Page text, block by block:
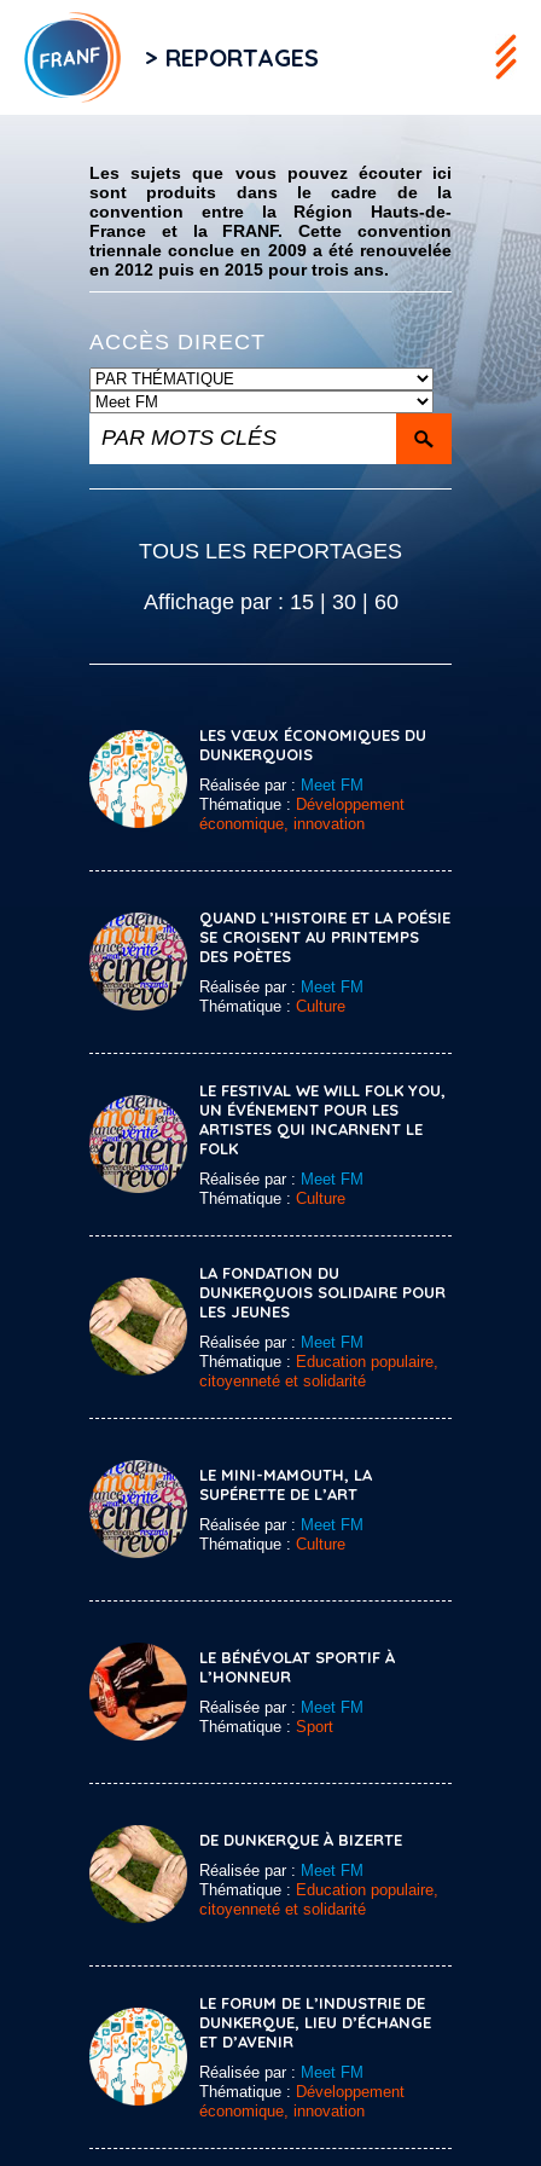
> REPORTAGES
Les sujets que vous pouvez écouter ici
sont produits dans le cadre de la
convention entre la Région Hauts-de-
France et la FRANF. Cette convention
triennale conclue en 2009 a été renouvelée
en 2012 puis en 2015 pour trois ans.
ACCÈS DIRECT
TOUS LES REPORTAGES
Affichage par : 15| 30| 60
LES VŒUX ÉCONOMIQUES DU
DUNKERQUOIS
Réalisée par : Meet FM
Thématique : Développement
économique, innovation
QUAND L’HISTOIRE ET LA POÉSIE
SE CROISENT AU PRINTEMPS
DES POÈTES
Réalisée par : Meet FM
Thématique : Culture
LE FESTIVAL WE WILL FOLK YOU,
UN ÉVÉNEMENT POUR LES
ARTISTES QUI INCARNENT LE
FOLK
Réalisée par : Meet FM
Thématique : Culture
LA FONDATION DU
DUNKERQUOIS SOLIDAIRE POUR
LES JEUNES
Réalisée par : Meet FM
Thématique : Education populaire,
citoyenneté et solidarité
LE MINI-MAMOUTH, LA
SUPÉRETTE DE L’ART
Réalisée par : Meet FM
Thématique : Culture
LE BÉNÉVOLAT SPORTIF À
L’HONNEUR
Réalisée par : Meet FM
Thématique : Sport
DE DUNKERQUE À BIZERTE
Réalisée par : Meet FM
Thématique : Education populaire,
citoyenneté et solidarité
LE FORUM DE L’INDUSTRIE DE
DUNKERQUE, LIEU D’ÉCHANGE
ET D’AVENIR
Réalisée par : Meet FM
Thématique : Développement
économique, innovation